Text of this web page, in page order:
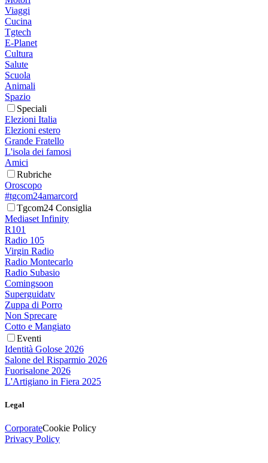
Viaggi
Cucina
Tgtech
E-Planet
Cultura
Salute
Scuola
Animali
Spazio
Speciali
Elezioni Italia
Elezioni estero
Grande Fratello
L'isola dei famosi
Amici
Rubriche
Oroscopo
#tgcom24amarcord
Tgcom24 Consiglia
Mediaset Infinity
R101
Radio 105
Virgin Radio
Radio Montecarlo
Radio Subasio
Comingsoon
Superguidatv
Zuppa di Porro
Non Sprecare
Cotto e Mangiato
Eventi
Identità Golose 2026
Salone del Risparmio 2026
Fuorisalone 2026
L'Artigiano in Fiera 2025
Legal
CorporateCookie Policy
Privacy Policy